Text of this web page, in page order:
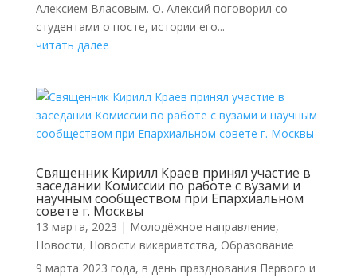
Алексием Власовым. О. Алексий поговорил со
студентами о посте, истории его...
читать далее
Священник Кирилл Краев принял участие в
заседании Комиссии по работе с вузами и
научным сообществом при Епархиальном
совете г. Москвы
13 марта, 2023 | Молодёжное направление,
Новости, Новости викариатства, Образование
9 марта 2023 года, в день празднования Первого и